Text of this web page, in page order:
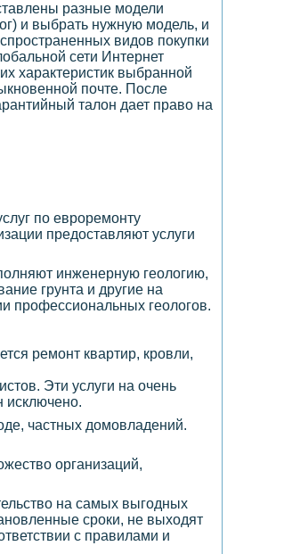
разные модели
и выбрать нужную модель, и
видов покупки
сети Интернет
характеристик выбранной
почте. После
талон дает право на
по евроремонту
предоставляют услуги
инженерную геологию,
грунта и другие на
профессиональных геологов.
ремонт квартир, кровли,
Эти услуги на очень
исключено.
частных домовладений.
организаций,
на самых выгодных
сроки, не выходят
с правилами и